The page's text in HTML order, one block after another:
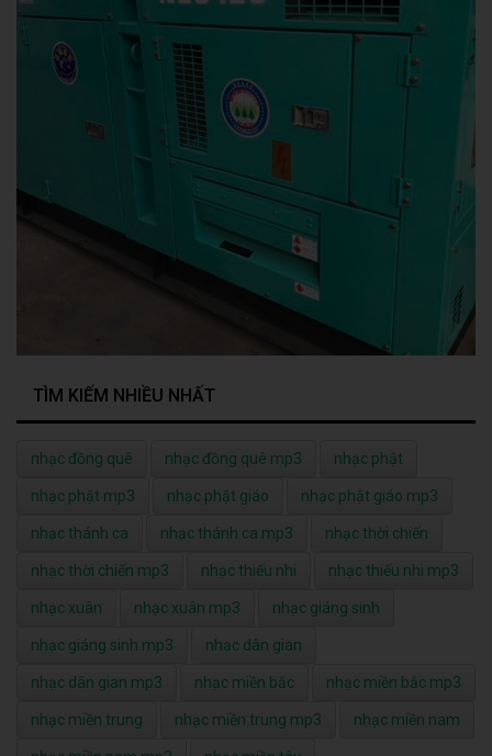
TÌM KIẾM NHIỀU NHẤT
nhạc đồng quê nhạc đồng quê mp3 nhạc phật
nhạc phật mp3 nhạc phật giáo nhạc phật giáo mp3
nhạc thánh ca nhạc thánh ca mp3 nhạc thời chiến
nhạc thời chiến mp3 nhạc thiếu nhi nhạc thiếu nhi mp3
nhạc xuân nhạc xuân mp3 nhạc giáng sinh
nhạc giáng sinh mp3 nhạc dân gian
nhạc dân gian mp3 nhạc miền bắc nhạc miền bắc mp3
nhạc miền trung nhạc miền trung mp3 nhạc miền nam